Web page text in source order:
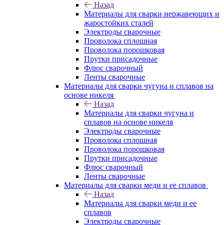
Назад
Материалы для сварки нержавеющих и
жаростойких сталей
Электроды сварочные
Проволока сплошная
Проволока порошковая
Прутки присадочные
Флюс сварочный
Ленты сварочные
Материалы для сварки чугуна и сплавов на
основе никеля
Назад
Материалы для сварки чугуна и
сплавов на основе никеля
Электроды сварочные
Проволока сплошная
Проволока порошковая
Прутки присадочные
Флюс сварочный
Ленты сварочные
Материалы для сварки меди и ее сплавов
Назад
Материалы для сварки меди и ее
сплавов
Электроды сварочные